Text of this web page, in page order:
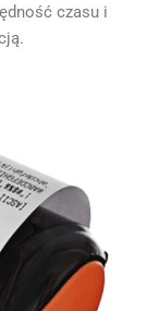
czasu i